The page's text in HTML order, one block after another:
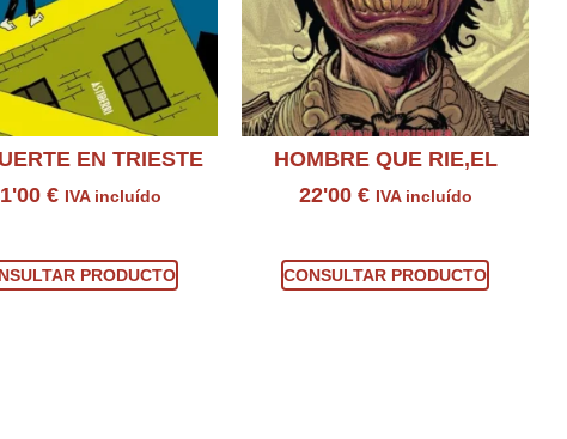
EN TRIESTE
€ IVA incluído
PRODUCTO
HOMBRE QUE RIE,EL
22'00 € IVA incluído
CONSULTAR PRODUCTO